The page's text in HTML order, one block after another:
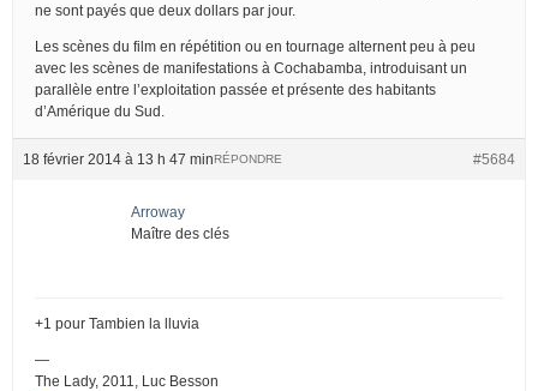
ne sont payés que deux dollars par jour.
Les scènes du film en répétition ou en tournage alternent peu à peu
avec les scènes de manifestations à Cochabamba, introduisant un
parallèle entre l’exploitation passée et présente des habitants
d’Amérique du Sud.
18 février 2014 à 13 h 47 min #5684
RÉPONDRE
Arroway
Maître des clés
+1 pour Tambien la lluvia
—
The Lady, 2011, Luc Besson